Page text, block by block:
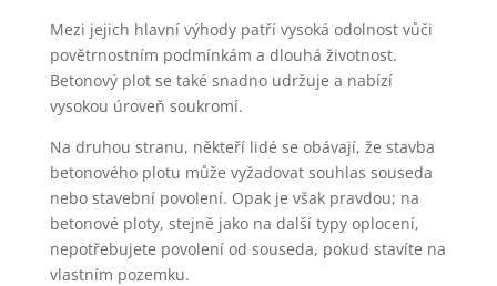
Mezi jejich hlavní výhody patří vysoká odolnost vůči
povětrnostním podmínkám a dlouhá životnost.
Betonový plot se také snadno udržuje a nabízí
vysokou úroveň soukromí.
Na druhou stranu, někteří lidé se obávají, že stavba
betonového plotu může vyžadovat souhlas souseda
nebo stavební povolení. Opak je však pravdou; na
betonové ploty, stejně jako na další typy oplocení,
nepotřebujete povolení od souseda, pokud stavíte na
vlastním pozemku.